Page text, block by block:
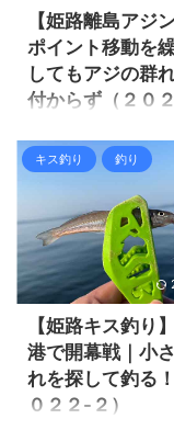
低かった事が原因だと
した。 今回は満潮前後
りが出来ますので、メ
活性も高いだろうと行
る事にしました。 前回
殆ど降っておらず、梅
くない感じですが梅雨
が成立するのだろうか
は梅雨メバル絶好調！
【姫路離島アジン
ポイント移動を
してもアジの群
付からず（２０
２０２２年の姫路離島
一旦開幕し、アッと
アジが抜けてしまいア
が成立しない状況にな
ます。
https://zaltz.blog/
2022-2/ ２０２２年
アジング開幕！
https://zaltz.blog/
2022-3/ 姫路離島アジ
幕から１週間後 姫路離
キス釣り 釣り
【姫路キス釣り
港で開幕戦｜小
れを探して釣る
０２２-２）